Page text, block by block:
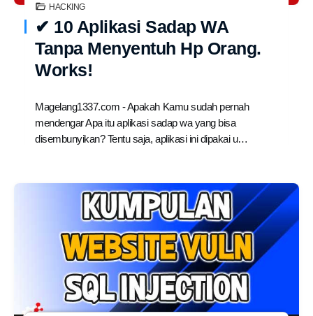
✔ 10 Aplikasi Sadap WA
Tanpa Menyentuh Hp Orang.
Works!
Magelang1337.com - Apakah Kamu sudah pernah
mendengar Apa itu aplikasi sadap wa yang bisa
disembunyikan? Tentu saja, aplikasi ini dipakai u…
HACKING